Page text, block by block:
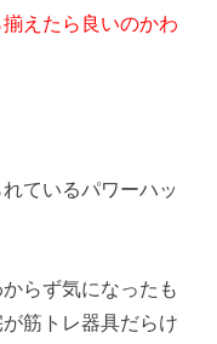
えたら良いのかわ
ているパワーハッ
らず気になったも
筋トレ器具だらけ